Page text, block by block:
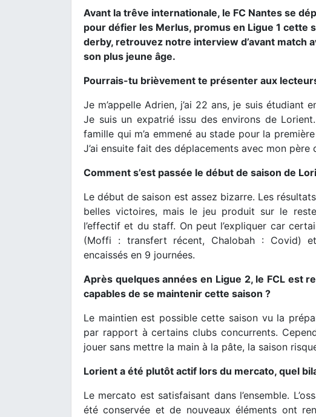
Avant la trêve internationale, le FC Nantes se
pour défier les Merlus, promus en Ligue 1 cette
derby, retrouvez notre interview d’avant match
son plus jeune âge.
Pourrais-tu brièvement te présenter aux
Je m’appelle Adrien, j’ai 22 ans, je suis étudiant
Je suis un expatrié issu des environs de
famille qui m’a emmené au stade pour la
J’ai ensuite fait des déplacements avec mon père
Comment s’est passée le début de saison de
Le début de saison est assez bizarre. Les
belles victoires, mais le jeu produit sur le
l’effectif et du staff. On peut l’expliquer car
(Moffi : transfert récent, Chalobah : Covid)
encaissés en 9 journées.
Après quelques années en Ligue 2, le FCL est
capables de se maintenir cette saison ?
Le maintien est possible cette saison vu la
par rapport à certains clubs concurrents.
jouer sans mettre la main à la pâte, la saison
Lorient a été plutôt actif lors du mercato, quel
Le mercato est satisfaisant dans l’ensemble.
été conservée et de nouveaux éléments ont